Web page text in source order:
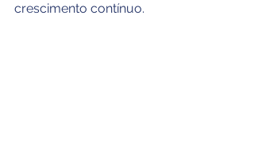
crescimento contínuo.